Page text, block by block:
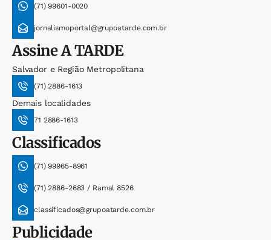
(71) 99601-0020
jornalismoportal@grupoatarde.com.br
AssineA TARDE
Salvador e Região Metropolitana
(71) 2886-1613
Demais localidades
71 2886-1613
Classificados
(71) 99965-8961
(71) 2886-2683 / Ramal 8526
classificados@grupoatarde.com.br
Publicidade